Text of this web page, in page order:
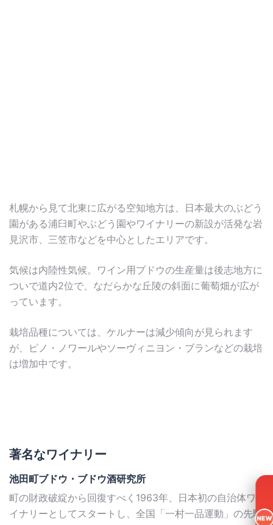
札幌から見て北東に広がる空知地方は、日本最大のぶどう
園がある浦臼町やぶどう園やワイナリーの新設が活発な岩
見沢市、三笠市などを中心としたエリアです。
気候は内陸性気候。ワイン用ブドウの生産量は後志地方に
ついで道内2位で、なだらかな丘陵の斜面に葡萄畑が広が
っています。
栽培品種については、ケルナーは減少傾向が見られます
が、ピノ・ノワールやソーヴィニヨン・ブランなどの栽培
は増加中です。
著名なワイナリー
池田町ブドウ・ブドウ酒研究所
町の財政破綻から回復すべく1963年、日本初の自治体ワ
イナリーとしてスタートし、全国「一村一品運動」の先駆NEW